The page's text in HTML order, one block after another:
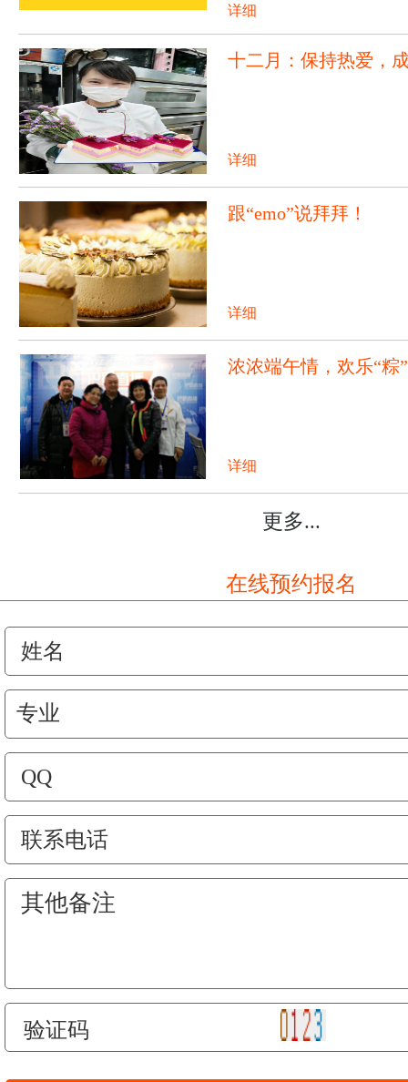
详细
十二月：保持热爱，
详细
跟“emo”说拜拜！
详细
浓浓端午情，欢乐“
详细
更多...
在线预约报名